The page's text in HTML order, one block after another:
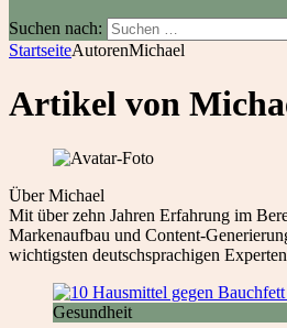
Suchen nach:
StartseiteAutorenMichael
Artikel von
Über Michael
Mit über zehn Jahren Erfahrung im
Markenaufbau und Content-
wichtigsten deutschsprachigen
Gesundheit